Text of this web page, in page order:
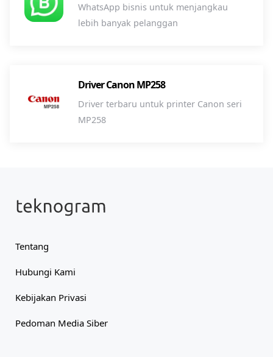
WhatsApp bisnis untuk menjangkau
lebih banyak pelanggan
Driver Canon MP258
Driver terbaru untuk printer Canon seri
MP258
Tentang
Hubungi Kami
Kebijakan Privasi
Pedoman Media Siber